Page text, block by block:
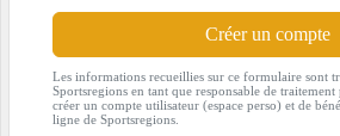
Créer un compte
Les informations recueillies sur ce formulaire sont
Sportsregions en tant que responsable de
créer un compte utilisateur (espace perso) et de
ligne de Sportsregions.